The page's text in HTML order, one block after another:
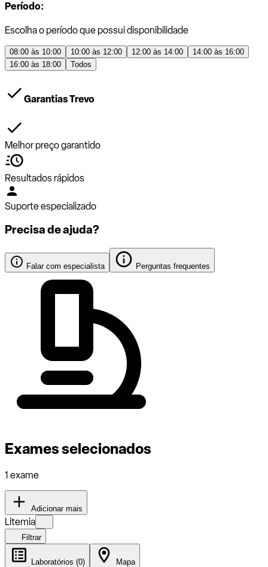
Período:
Escolha o período que possui disponibilidade
08:00 às 10:00 10:00 às 12:00 12:00 às 14:00
14:00 às 16:00
16:00 às 18:00
Todos
Garantias Trevo
Melhor preço garantido
Resultados rápidos
Suporte especializado
Precisa de ajuda?
Falar com especialista Perguntas frequentes
Exames selecionados
1 exame
Adicionar mais
Litemia
Filtrar
Laboratórios (0) Mapa